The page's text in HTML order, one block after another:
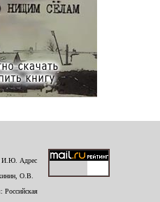
И.Ю. Адрес
О.В.
Российская